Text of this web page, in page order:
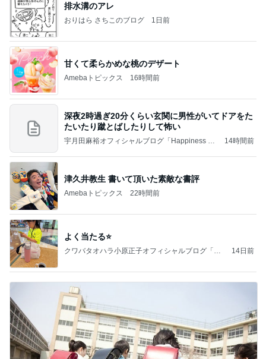
排水溝のアレ
おりはら さちこのブログ 1日前
甘くて柔らかめな桃のデザート
Amebaトピックス 16時間前
深夜2時過ぎ20分くらい玄関に男性がいてドアをた
たいたり蹴とばしたりして怖い
宇月田麻裕オフィシャルブログ「Happiness Fa
14時間前
津久井教生 書いて頂いた素敵な書評
Amebaトピックス 22時間前
よく当たる⭐️
クワバタオハラ小原正子オフィシャルブログ「女
14日前